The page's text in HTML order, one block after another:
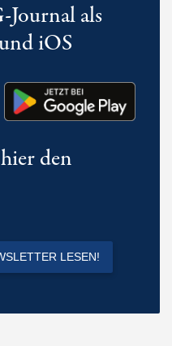
Journal als
iOS
den
LESEN!